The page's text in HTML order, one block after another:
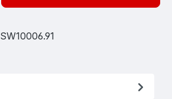
SW10006.91